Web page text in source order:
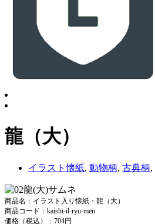
龍（大）
イラスト懐紙, 動物柄, 古典柄,
商品名：イラスト入り懐紙・龍（大）
商品コード：kaishi-il-ryu-men
価格（税込）：704円